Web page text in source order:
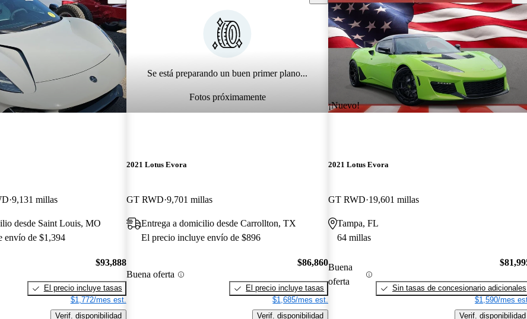
9,131 millas
desde Saint Louis, MO
envío de $1,394
$93,888
El precio incluye tasas
$1,772/mes est.
Verif. disponibilidad
Se está preparando un buen primer plano...
Fotos próximamente
2021 Lotus Evora
GT RWD 9,701 millas
Entrega a domicilio desde Carrollton, TX
El precio incluye envío de $896
Buena oferta
$86,860
El precio incluye tasas
$1,685/mes est.
Verif. disponibilidad
¡Nuevo!
2021 Lotus Evora
GT RWD 19,601 millas
Tampa, FL
64 millas
Buena
oferta
Sin tasas de concesionario adicionales
$1,590/mes
Verif. disponibilidad